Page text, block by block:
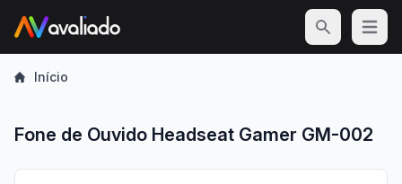
Open
Início
Fone de Ouvido Headseat Gamer GM-002